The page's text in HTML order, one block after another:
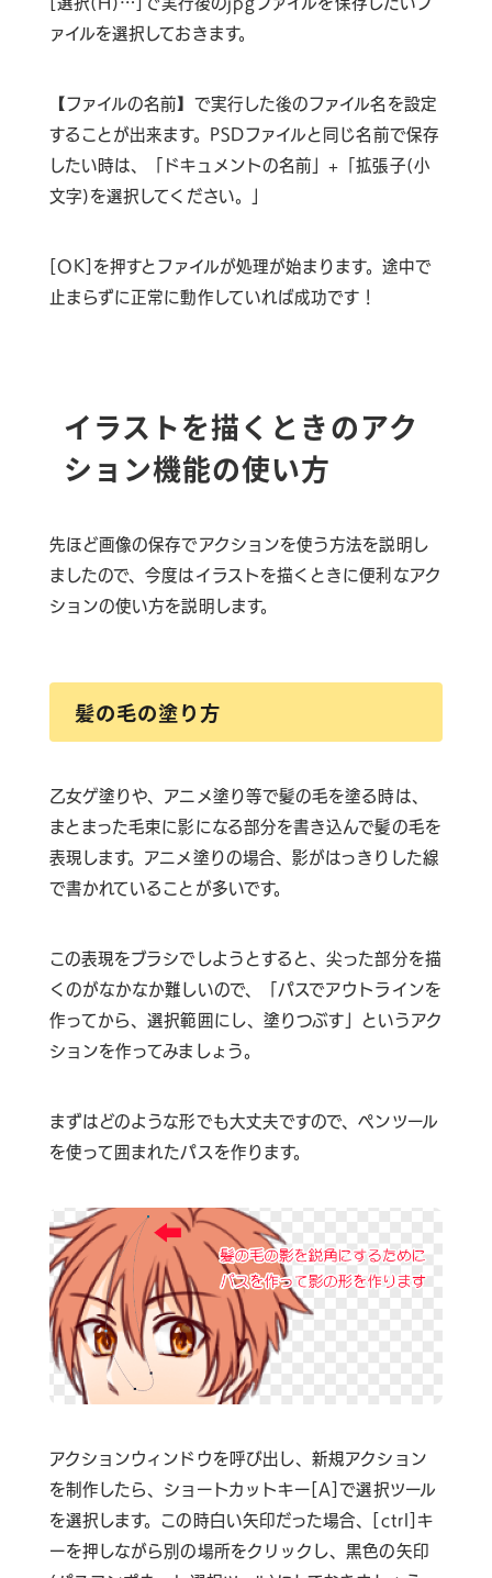
ァイルを選択しておきます。
【ファイルの名前】で実行した後のファイル名を設定
することが出来ます。PSDファイルと同じ名前で保存
したい時は、「ドキュメントの名前」+「拡張子(小
文字)を選択してください。」
[OK]を押すとファイルが処理が始まります。途中で
止まらずに正常に動作していれば成功です！
イラストを描くときのアク
ション機能の使い方
先ほど画像の保存でアクションを使う方法を説明し
ましたので、今度はイラストを描くときに便利なアク
ションの使い方を説明します。
髪の毛の塗り方
乙女ゲ塗りや、アニメ塗り等で髪の毛を塗る時は、
まとまった毛束に影になる部分を書き込んで髪の毛を
表現します。アニメ塗りの場合、影がはっきりした線
で書かれていることが多いです。
この表現をブラシでしようとすると、尖った部分を描
くのがなかなか難しいので、「パスでアウトラインを
作ってから、選択範囲にし、塗りつぶす」というアク
ションを作ってみましょう。
まずはどのような形でも大丈夫ですので、ペンツール
を使って囲まれたパスを作ります。
アクションウィンドウを呼び出し、新規アクション
を制作したら、ショートカットキー[A]で選択ツール
を選択します。この時白い矢印だった場合、[ctrl]キ
ーを押しながら別の場所をクリックし、黒色の矢印